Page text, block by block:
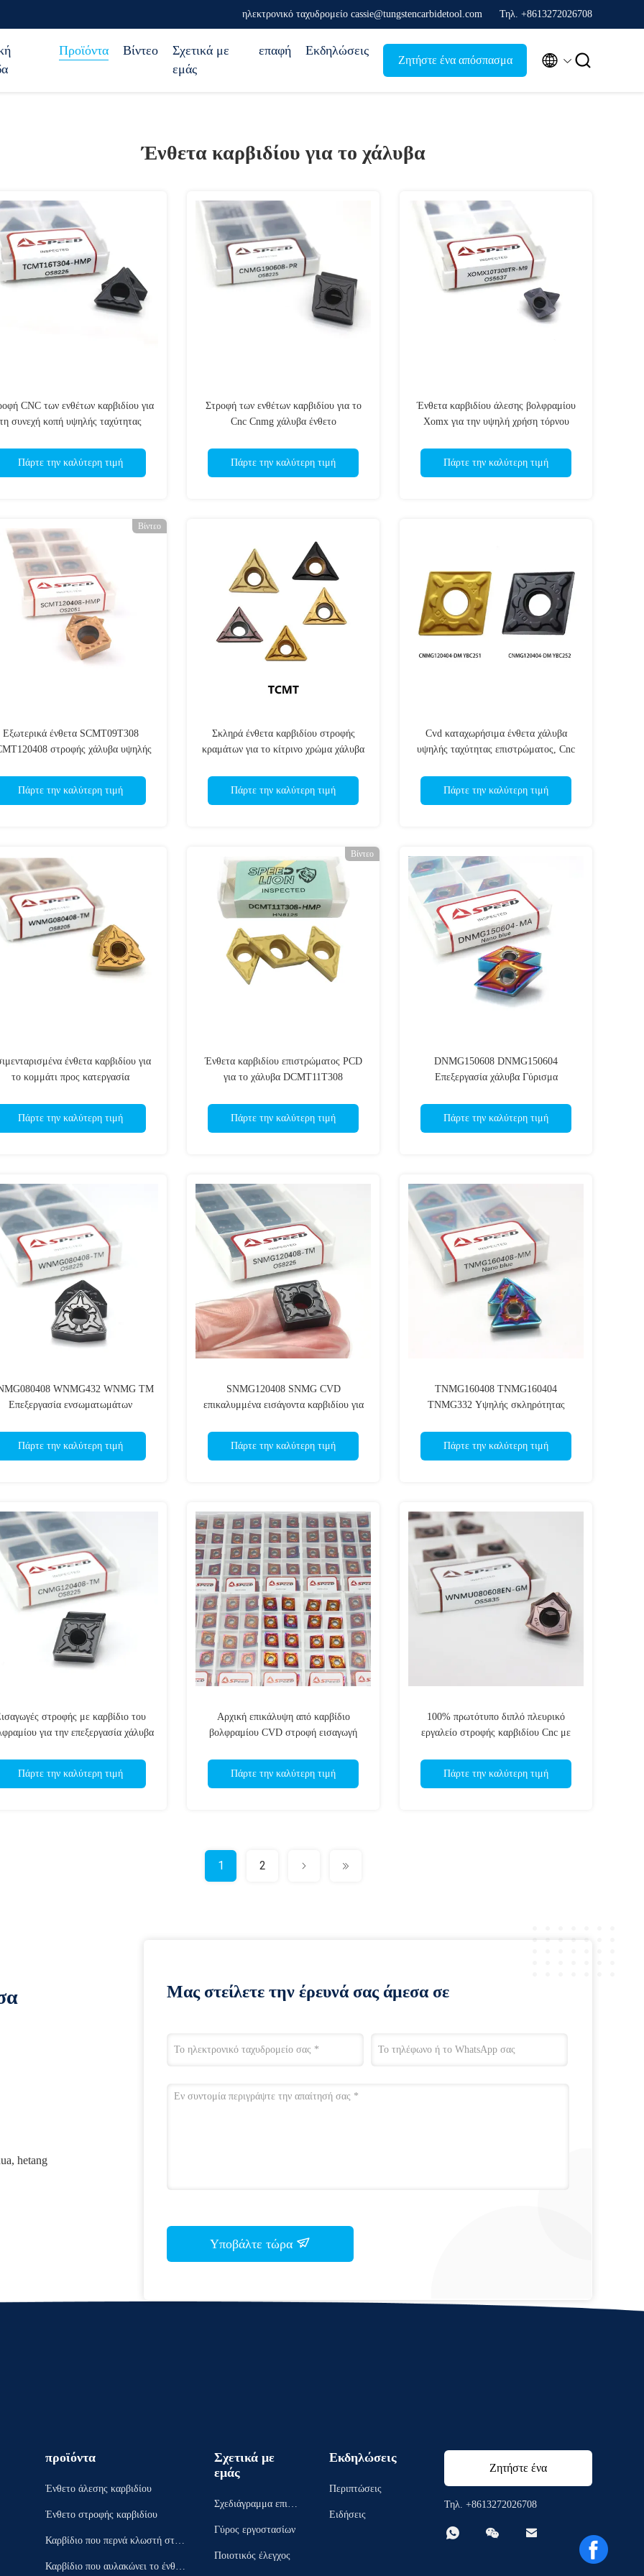
ηλεκτρονικό ταχυδρομείο cassie@tungstencarbidetool.com Τηλ. +8613272026708
Προϊόντα Βίντεο
Σχετικά με
εμάς
επαφή Εκδηλώσεις
Ζητήστε ένα απόσπασμα  
Ένθετα καρβιδίου για το χάλυβα
CNC των ενθέτων καρβιδίου για
τη συνεχή κοπή υψηλής ταχύτητας
Πάρτε την καλύτερη τιμή
Στροφή των ενθέτων καρβιδίου για το
Cnc Cnmg χάλυβα ένθετο
Πάρτε την καλύτερη τιμή
Ένθετα καρβιδίου άλεσης βολφραμίου
Xomx για την υψηλή χρήση τόρνου
Πάρτε την καλύτερη τιμή
Βίντεο
Εξωτερικά ένθετα SCMT09T308
στροφής χάλυβα υψηλής
Πάρτε την καλύτερη τιμή
Σκληρά ένθετα καρβιδίου στροφής
κραμάτων για το κίτρινο χρώμα χάλυβα
Πάρτε την καλύτερη τιμή
Cvd καταχωρήσιμα ένθετα χάλυβα
υψηλής ταχύτητας επιστρώματος, Cnc
Πάρτε την καλύτερη τιμή
ένθετα καρβιδίου για
το κομμάτι προς κατεργασία
Πάρτε την καλύτερη τιμή
Βίντεο
Ένθετα καρβιδίου επιστρώματος PCD
για το χάλυβα DCMT11T308
Πάρτε την καλύτερη τιμή
DNMG150608 DNMG150604
Επεξεργασία χάλυβα Γύρισμα
Πάρτε την καλύτερη τιμή
WNMG432 WNMG TM
Επεξεργασία ενσωματωμάτων
Πάρτε την καλύτερη τιμή
SNMG120408 SNMG CVD
επικαλυμμένα εισάγοντα καρβιδίου για
Πάρτε την καλύτερη τιμή
TNMG160408 TNMG160404
TNMG332 Υψηλής σκληρότητας
Πάρτε την καλύτερη τιμή
στροφής με καρβίδιο του
για την επεξεργασία χάλυβα
Πάρτε την καλύτερη τιμή
Αρχική επικάλυψη από καρβίδιο
βολφραμίου CVD στροφή εισαγωγή
Πάρτε την καλύτερη τιμή
100% πρωτότυπο διπλό πλευρικό
εργαλείο στροφής καρβιδίου Cnc με
Πάρτε την καλύτερη τιμή
1 2
hetang
Μας στείλετε την έρευνά σας άμεσα σε
Υποβάλτε τώρα
προϊόντα
Ένθετο άλεσης καρβιδίου
Ένθετο στροφής καρβιδίου
Καρβίδιο που περνά κλωστή στο
Καρβίδιο που αυλακώνει το ένθετ
Σχετικά με
εμάς
Σχεδιάγραμμα επιχεί
Γύρος εργοστασίων
Ποιοτικός έλεγχος
Εκδηλώσεις
Περιπτώσεις
Ειδήσεις
Ζητήστε ένα
απόσπασμα
Τηλ. +8613272026708
  